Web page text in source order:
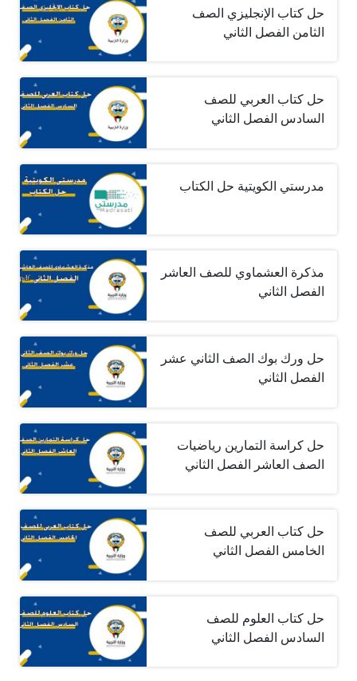
حل كتاب الإنجليزي الصف
الثامن الفصل الثاني
حل كتاب العربي للصف
السادس الفصل الثاني
مدرستي الكويتية حل الكتاب
مذكرة العشماوي للصف العاشر
الفصل الثاني
حل ورك بوك الصف الثاني عشر
الفصل الثاني
حل كراسة التمارين رياضيات
الصف العاشر الفصل الثاني
حل كتاب العربي للصف
الخامس الفصل الثاني
حل كتاب العلوم للصف
السادس الفصل الثاني